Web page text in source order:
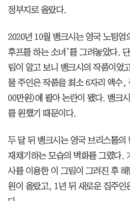
정부지로 올랐다.
2020년 10월 뱅크시는 영국 노팅엄
후프를 하는 소녀’를 그려놓았다.
림이 알고 보니 뱅크시의 작품이었
물 주인은 작품을 최소 6자리 액수,
00만원)에 팔아 논란이 됐다. 뱅크
를 원했기 때문이다.
두 달 뒤 뱅크시는 영국 브리스톨의
재채기하는 모습의 벽화를 그렸다.
사를 이용한 이 그림이 그려진 후
원이 올랐고, 1년 뒤 새로운 집주인